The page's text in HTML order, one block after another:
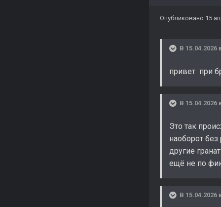
Опубликовано 15
В 15.04.2026
привет при
В 15.04.2026
Это так
наоборот
другие
ещё не по
В 15.04.2026